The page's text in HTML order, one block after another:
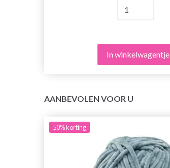
In winkelwagentje
AANBEVOLEN VOOR U
50%korting